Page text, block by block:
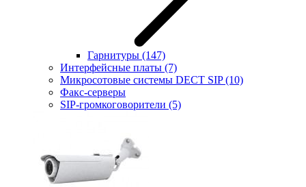
Гарнитуры (147)
Интерфейсные платы (7)
Микросотовые системы DECT SIP(10)
Факс-серверы
SIP-громкоговорители (5)